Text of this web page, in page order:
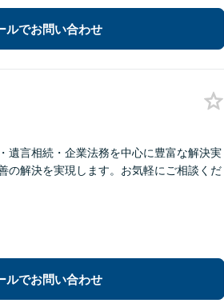
ルでお問い合わせ
遺言相続・企業法務を中心に豊富な解決実
の解決を実現します。お気軽にご相談くだ
ルでお問い合わせ